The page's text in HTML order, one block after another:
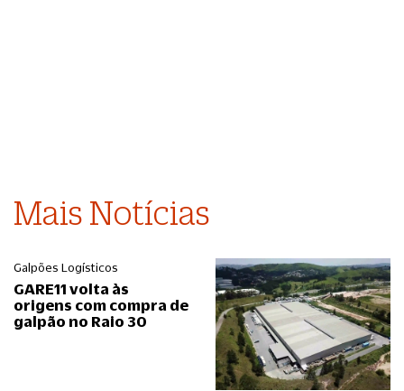
Mais Notícias
Galpões Logísticos
GARE11 volta às
origens com compra de
galpão no Raio 30